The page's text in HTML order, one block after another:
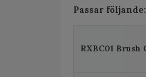
Passar följande:
RXBC01